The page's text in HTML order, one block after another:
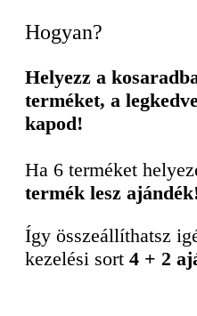
Hogyan?
Helyezz a
terméket, a
kapod!
Ha 6 terméket
termék lesz
Így összeállíthatsz
kezelési sort 4 + 2